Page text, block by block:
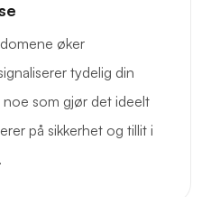
øker
tydelig din
noe som gjør det ideelt
på sikkerhet og tillit i